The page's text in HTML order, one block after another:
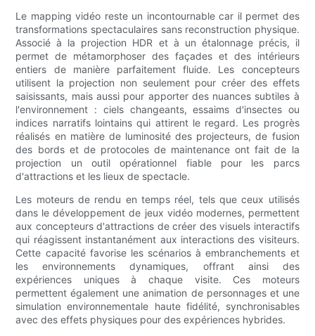
Le mapping vidéo reste un incontournable car il permet des
transformations spectaculaires sans reconstruction physique.
Associé à la projection HDR et à un étalonnage précis, il
permet de métamorphoser des façades et des intérieurs
entiers de manière parfaitement fluide. Les concepteurs
utilisent la projection non seulement pour créer des effets
saisissants, mais aussi pour apporter des nuances subtiles à
l'environnement : ciels changeants, essaims d'insectes ou
indices narratifs lointains qui attirent le regard. Les progrès
réalisés en matière de luminosité des projecteurs, de fusion
des bords et de protocoles de maintenance ont fait de la
projection un outil opérationnel fiable pour les parcs
d'attractions et les lieux de spectacle.
Les moteurs de rendu en temps réel, tels que ceux utilisés
dans le développement de jeux vidéo modernes, permettent
aux concepteurs d'attractions de créer des visuels interactifs
qui réagissent instantanément aux interactions des visiteurs.
Cette capacité favorise les scénarios à embranchements et
les environnements dynamiques, offrant ainsi des
expériences uniques à chaque visite. Ces moteurs
permettent également une animation de personnages et une
simulation environnementale haute fidélité, synchronisables
avec des effets physiques pour des expériences hybrides.